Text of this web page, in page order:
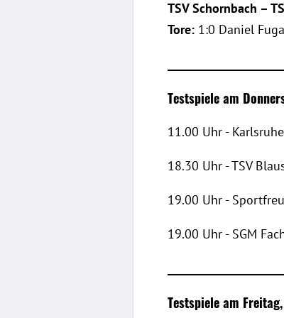
TSV Schornbach –
Tore: 1:0 Daniel
Testspiele am
11.00 Uhr -
18.30 Uhr - TSV
19.00 Uhr -
19.00 Uhr - SGM
Testspiele am